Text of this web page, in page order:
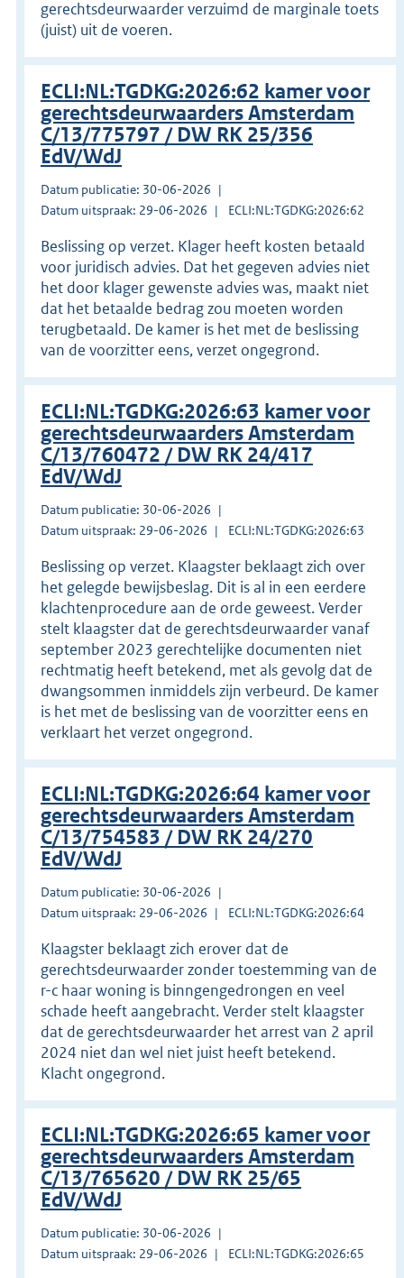
gerechtsdeurwaarder verzuimd de marginale toets
(juist) uit de voeren.
ECLI:NL:TGDKG:2026:62 kamer voor
gerechtsdeurwaarders Amsterdam
C/13/775797 / DW RK 25/356
EdV/WdJ
Datum publicatie: 30-06-2026
Datum uitspraak: 29-06-2026
ECLI:NL:TGDKG:2026:62
Beslissing op verzet. Klager heeft kosten betaald
voor juridisch advies. Dat het gegeven advies niet
het door klager gewenste advies was, maakt niet
dat het betaalde bedrag zou moeten worden
terugbetaald. De kamer is het met de beslissing
van de voorzitter eens, verzet ongegrond.
ECLI:NL:TGDKG:2026:63 kamer voor
gerechtsdeurwaarders Amsterdam
C/13/760472 / DW RK 24/417
EdV/WdJ
Datum publicatie: 30-06-2026
Datum uitspraak: 29-06-2026
ECLI:NL:TGDKG:2026:63
Beslissing op verzet. Klaagster beklaagt zich over
het gelegde bewijsbeslag. Dit is al in een eerdere
klachtenprocedure aan de orde geweest. Verder
stelt klaagster dat de gerechtsdeurwaarder vanaf
september 2023 gerechtelijke documenten niet
rechtmatig heeft betekend, met als gevolg dat de
dwangsommen inmiddels zijn verbeurd. De kamer
is het met de beslissing van de voorzitter eens en
verklaart het verzet ongegrond.
ECLI:NL:TGDKG:2026:64 kamer voor
gerechtsdeurwaarders Amsterdam
C/13/754583 / DW RK 24/270
EdV/WdJ
Datum publicatie: 30-06-2026
Datum uitspraak: 29-06-2026
ECLI:NL:TGDKG:2026:64
Klaagster beklaagt zich erover dat de
gerechtsdeurwaarder zonder toestemming van de
r-c haar woning is binngengedrongen en veel
schade heeft aangebracht. Verder stelt klaagster
dat de gerechtsdeurwaarder het arrest van 2 april
2024 niet dan wel niet juist heeft betekend.
Klacht ongegrond.
ECLI:NL:TGDKG:2026:65 kamer voor
gerechtsdeurwaarders Amsterdam
C/13/765620 / DW RK 25/65
EdV/WdJ
Datum publicatie: 30-06-2026
Datum uitspraak: 29-06-2026
ECLI:NL:TGDKG:2026:65